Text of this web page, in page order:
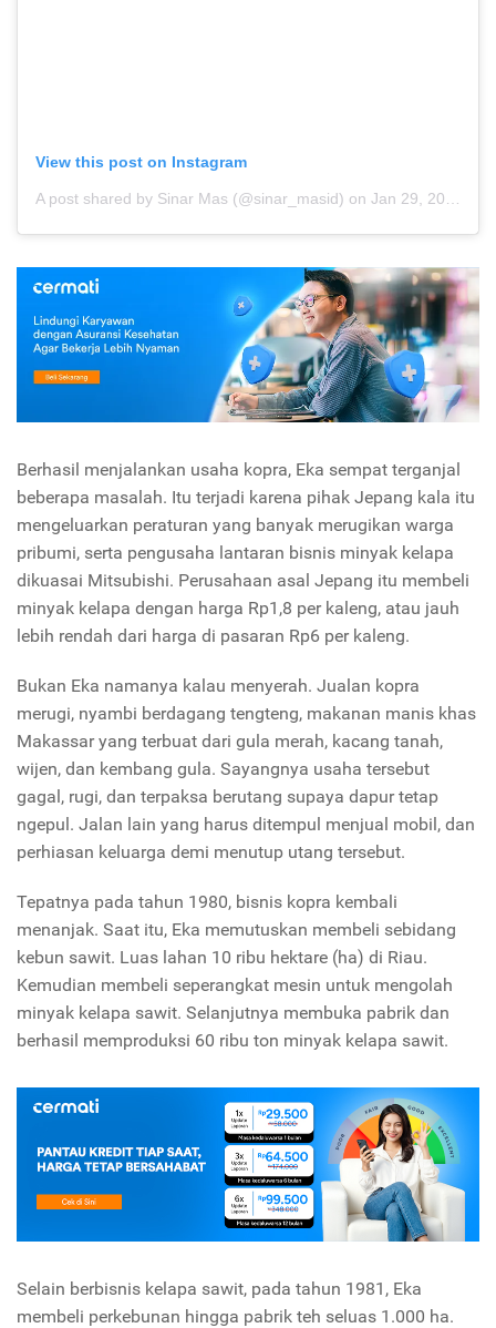
View this post on Instagram
A post shared by Sinar Mas (@sinar_masid) on Jan 29, 2019 at 3:00am PST
Berhasil menjalankan usaha kopra, Eka sempat terganjal
beberapa masalah. Itu terjadi karena pihak Jepang kala itu
mengeluarkan peraturan yang banyak merugikan warga
pribumi, serta pengusaha lantaran bisnis minyak kelapa
dikuasai Mitsubishi. Perusahaan asal Jepang itu membeli
minyak kelapa dengan harga Rp1,8 per kaleng, atau jauh
lebih rendah dari harga di pasaran Rp6 per kaleng.
Bukan Eka namanya kalau menyerah. Jualan kopra
merugi, nyambi berdagang tengteng, makanan manis khas
Makassar yang terbuat dari gula merah, kacang tanah,
wijen, dan kembang gula. Sayangnya usaha tersebut
gagal, rugi, dan terpaksa berutang supaya dapur tetap
ngepul. Jalan lain yang harus ditempul menjual mobil, dan
perhiasan keluarga demi menutup utang tersebut.
Tepatnya pada tahun 1980, bisnis kopra kembali
menanjak. Saat itu, Eka memutuskan membeli sebidang
kebun sawit. Luas lahan 10 ribu hektare (ha) di Riau.
Kemudian membeli seperangkat mesin untuk mengolah
minyak kelapa sawit. Selanjutnya membuka pabrik dan
berhasil memproduksi 60 ribu ton minyak kelapa sawit.
Selain berbisnis kelapa sawit, pada tahun 1981, Eka
membeli perkebunan hingga pabrik teh seluas 1.000 ha.